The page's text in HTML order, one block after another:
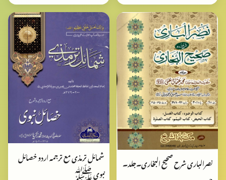
نصرالباری شرح صحیح البخاری۔جلد۔
شمائل ترمذی مع ترجمہ اردو خصائل
نبوی ﷺ